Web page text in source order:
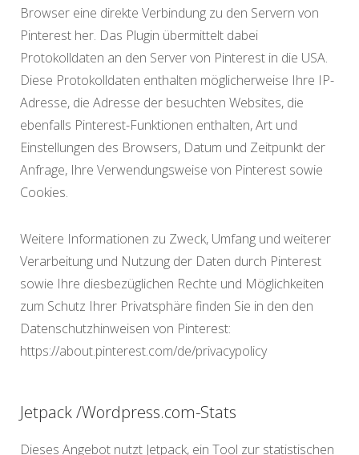
Browser eine direkte Verbindung zu den Servern von
Pinterest her. Das Plugin übermittelt dabei
Protokolldaten an den Server von Pinterest in die USA.
Diese Protokolldaten enthalten möglicherweise Ihre IP-
Adresse, die Adresse der besuchten Websites, die
ebenfalls Pinterest-Funktionen enthalten, Art und
Einstellungen des Browsers, Datum und Zeitpunkt der
Anfrage, Ihre Verwendungsweise von Pinterest sowie
Cookies.
Weitere Informationen zu Zweck, Umfang und weiterer
Verarbeitung und Nutzung der Daten durch Pinterest
sowie Ihre diesbezüglichen Rechte und Möglichkeiten
zum Schutz Ihrer Privatsphäre finden Sie in den den
Datenschutzhinweisen von Pinterest:
https://about.pinterest.com/de/privacypolicy
Jetpack /Wordpress.com-Stats
Dieses Angebot nutzt Jetpack, ein Tool zur statistischen